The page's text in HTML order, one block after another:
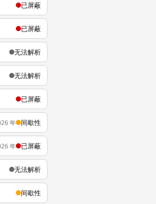
已屏蔽
已屏蔽
无法解析
无法解析
已屏蔽
年 间歇性
年 已屏蔽
无法解析
间歇性